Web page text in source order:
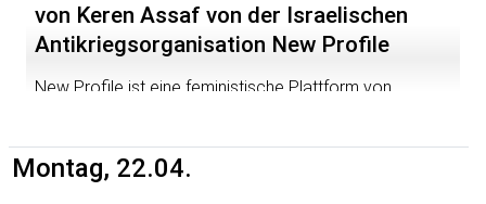
von Keren Assaf von der Israelischen
Antikriegsorganisation New Profile
New Profile ist eine feministische Plattform von
israelischen Gesellschaft ein. Keren Assafs Vortrag
berichtet über die Arbeit der Organisation.
Montag, 22.04.